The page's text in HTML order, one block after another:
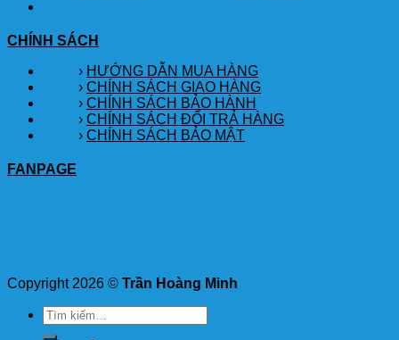
CHÍNH SÁCH
› HƯỚNG DẪN MUA HÀNG
› CHÍNH SÁCH GIAO HÀNG
› CHÍNH SÁCH BẢO HÀNH
› CHÍNH SÁCH ĐỔI TRẢ HÀNG
› CHÍNH SÁCH BẢO MẬT
FANPAGE
Copyright 2026 © Trần Hoàng Minh
Tìm
kiếm: